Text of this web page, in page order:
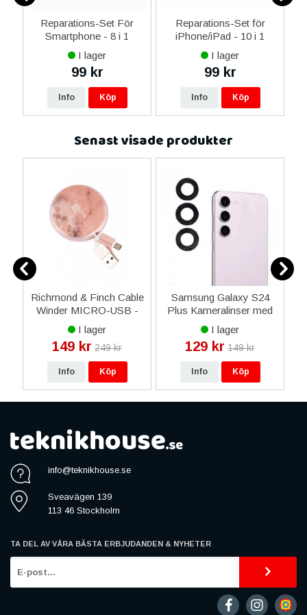
Reparations-Set För
Smartphone - 8 i 1
I lager
99 kr
Info Köp
Reparations-Set för
iPhone/iPad - 10 i 1
I lager
99 kr
Info Köp
Senast visade produkter
Richmond & Finch Cable
Winder MICRO-USB -
Rosa Marmor
I lager
149 kr 249 kr
Info Köp
Samsung Galaxy S24
Plus Kameralinser med
tejp
I lager
129 kr 149 kr
Info Köp
info@teknikhouse.se
Sveavägen 139
113 46 Stockholm
TA DEL AV VÅRA BÄSTA ERBJUDANDEN & NYHETER